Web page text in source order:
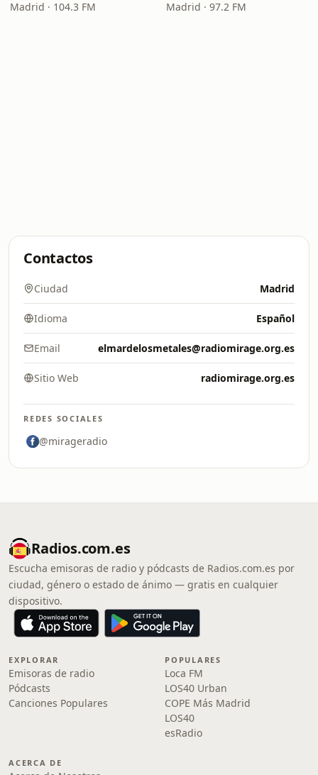
Madrid · 104.3 FM Madrid · 97.2 FM
Contactos
Ciudad Madrid
Idioma Español
Email elmardelosmetales@radiomirage.org.es
Sitio Web radiomirage.org.es
REDES SOCIALES
@mirageradio
Radios.com.es
Escucha emisoras de radio y pódcasts de Radios.com.es por
ciudad, género o estado de ánimo — gratis en cualquier
dispositivo.
EXPLORAR
Emisoras de radio
Pódcasts
Canciones Populares
POPULARES
Loca FM
LOS40 Urban
COPE Más Madrid
LOS40
esRadio
ACERCA DE